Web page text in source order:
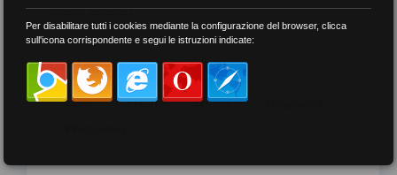
meno recenti
per tag
##DS ##FGU ##Gilda
Per disabilitare tutti i cookies mediante la configurazione del browser, clicca
sull'icona corrispondente e segui le istruzioni indicate: